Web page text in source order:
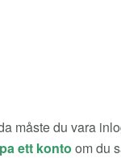
måste du vara
ett konto om du